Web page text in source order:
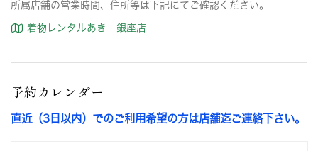
所属店舗の営業時間、住所等は下記にてご確認ください。
着物レンタルあき 銀座店
予約カレンダー
直近（3日以内）でのご利用希望の方は店舗迄ご連絡下さい。